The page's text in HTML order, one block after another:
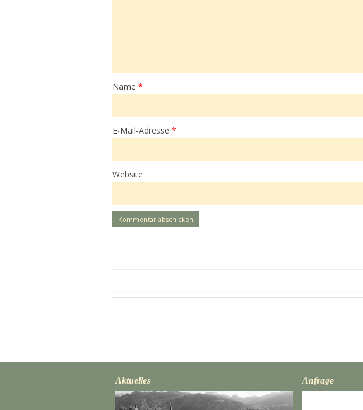
Name *
E-Mail-Adresse *
Website
Aktuelles Anfrage